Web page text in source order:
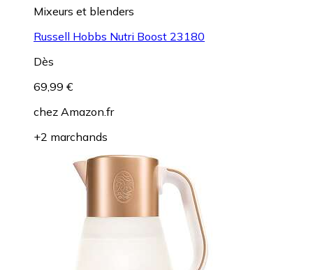
Mixeurs et blenders
Russell Hobbs Nutri Boost 23180
Dès
69,99 €
chez Amazon.fr
+2 marchands